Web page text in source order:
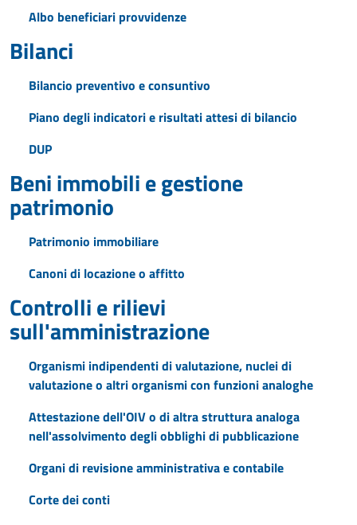
Albo beneficiari provvidenze
Bilanci
Bilancio preventivo e consuntivo
Piano degli indicatori e risultati attesi di bilancio
DUP
Beni immobili e gestione
patrimonio
Patrimonio immobiliare
Canoni di locazione o affitto
Controlli e rilievi
sull'amministrazione
Organismi indipendenti di valutazione, nuclei di
valutazione o altri organismi con funzioni analoghe
Attestazione dell'OIV o di altra struttura analoga
nell'assolvimento degli obblighi di pubblicazione
Organi di revisione amministrativa e contabile
Corte dei conti